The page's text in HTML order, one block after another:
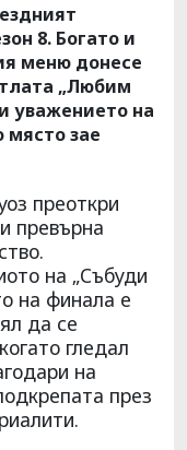
8. Богато и
меню донесе
„Любим
уважението на
място зае
преоткри
превърна
на „Събуди
на финала е
да се
гледал
на
през